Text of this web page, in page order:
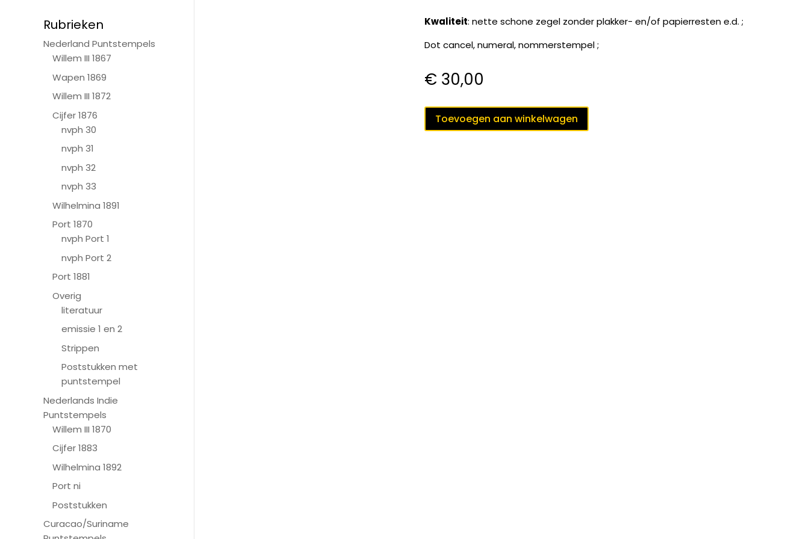
Rubrieken
Nederland Puntstempels
Willem III 1867
Wapen 1869
Willem III 1872
Cijfer 1876
nvph 30
nvph 31
nvph 32
nvph 33
Wilhelmina 1891
Port 1870
nvph Port 1
nvph Port 2
Port 1881
Overig
literatuur
emissie 1 en 2
Strippen
Poststukken met
puntstempel
Nederlands Indie
Puntstempels
Willem III 1870
Cijfer 1883
Wilhelmina 1892
Port ni
Poststukken
Curacao/Suriname
Kwaliteit: nette schone zegel zonder plakker- en/of papierresten e.d. ;
Dot cancel, numeral, nommerstempel ;
€ 30,00
puntstempel
193
Toevoegen aan winkelwagen